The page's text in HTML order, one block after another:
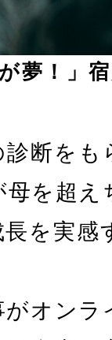
夢！」
断をも
を超え
を実感
オンラ